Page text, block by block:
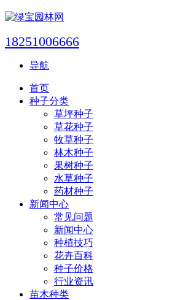
18251006666
导航
首页
种子分类
草坪种子
草花种子
牧草种子
林木种子
果树种子
水草种子
药材种子
新闻中心
常见问题
新闻中心
种植技巧
花卉百科
种子价格
行业资讯
苗木种类